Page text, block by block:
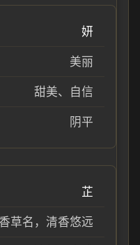
妍
美丽
甜美、自信
阴平
芷
香草名，清香悠远